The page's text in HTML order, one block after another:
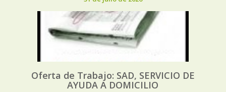
Oferta de Trabajo: SAD, SERVICIO DE
AYUDA A DOMICILIO